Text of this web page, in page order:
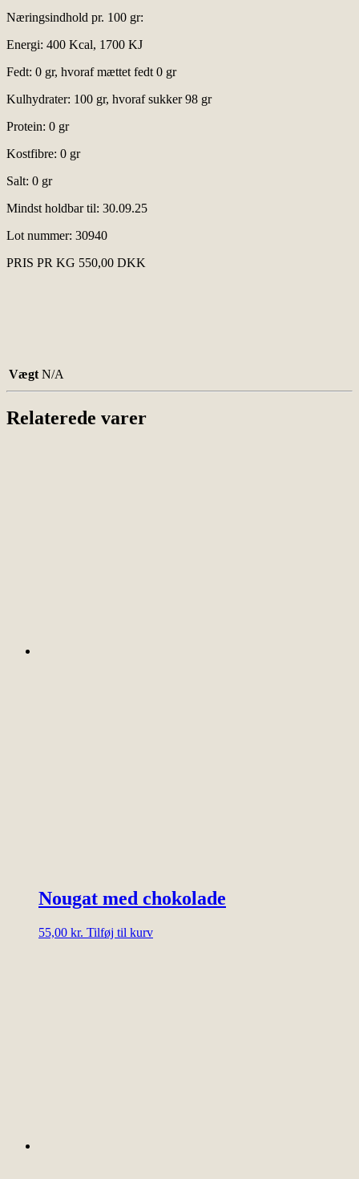
Næringsindhold pr. 100 gr:
Energi: 400 Kcal, 1700 KJ
Fedt: 0 gr, hvoraf mættet fedt 0 gr
Kulhydrater: 100 gr, hvoraf sukker 98 gr
Protein: 0 gr
Kostfibre: 0 gr
Salt: 0 gr
Mindst holdbar til: 30.09.25
Lot nummer: 30940
PRIS PR KG 550,00 DKK
Vægt N/A
Relaterede varer
Nougat med chokolade
55,00 kr. Tilføj til kurv